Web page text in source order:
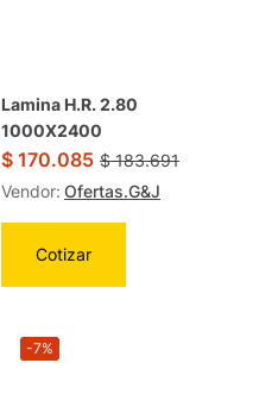
Lamina H.R. 2.80
1000X2400
$ 170.085 $183.691
Vendor: Ofertas.G&J
Cotizar
-7%